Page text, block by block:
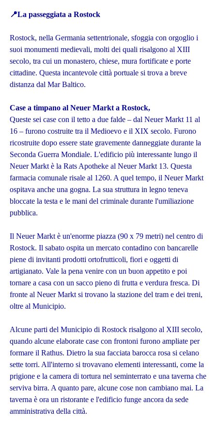
📍La passeggiata a Rostock
Rostock, nella Germania settentrionale, sfoggia con orgoglio i
suoi monumenti medievali, molti dei quali risalgono al XIII
secolo, tra cui un monastero, chiese, mura fortificate e porte
cittadine. Questa incantevole città portuale si trova a breve
distanza dal Mar Baltico.
Case a timpano al Neuer Markt a Rostock,
Queste sei case con il tetto a due falde – dal Neuer Markt 11 al
16 – furono costruite tra il Medioevo e il XIX secolo. Furono
ricostruite dopo essere state gravemente danneggiate durante la
Seconda Guerra Mondiale. L'edificio più interessante lungo il
Neuer Markt è la Rats Apotheke al Neuer Markt 13. Questa
farmacia comunale risale al 1260. A quel tempo, il Neuer Markt
ospitava anche una gogna. La sua struttura in legno teneva
bloccate la testa e le mani del criminale durante l'umiliazione
pubblica.
Il Neuer Markt è un'enorme piazza (90 x 79 metri) nel centro di
Rostock. Il sabato ospita un mercato contadino con bancarelle
piene di invitanti prodotti ortofrutticoli, fiori e oggetti di
artigianato. Vale la pena venire con un buon appetito e poi
tornare a casa con un sacco pieno di frutta e verdura fresca. Di
fronte al Neuer Markt si trovano la stazione del tram e dei treni,
oltre al Municipio.
Alcune parti del Municipio di Rostock risalgono al XIII secolo,
quando alcune elaborate case con frontoni furono ampliate per
formare il Rathus. Dietro la sua facciata barocca rosa si celano
sette torri. All'interno si trovavano elementi interessanti, come la
prigione e la camera di tortura nel seminterrato e una taverna che
serviva birra. A quanto pare, alcune cose non cambiano mai. La
taverna è ora un ristorante e l'edificio funge ancora da sede
amministrativa della città.